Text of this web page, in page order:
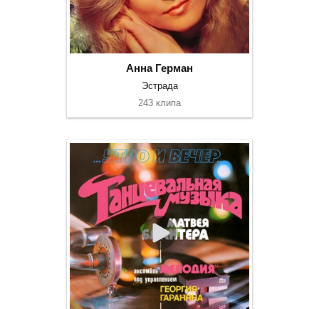
Анна Герман
Эстрада
243 клипа